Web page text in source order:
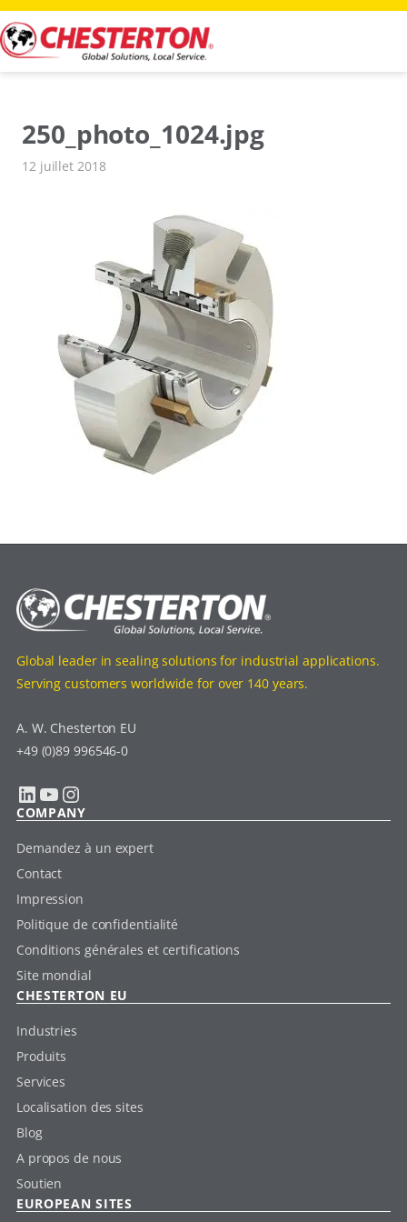
Aller
au
contenu
250_photo_1024.jpg
12 juillet 2018
Global leader in sealing solutions for industrial applications.
Serving customers worldwide for over 140 years.
A. W. Chesterton EU
+49 (0)89 996546-0
LinkedIn YouTube Instagram
COMPANY
Demandez à un expert
Contact
Impression
Politique de confidentialité
Conditions générales et certifications
Site mondial
CHESTERTON EU
Industries
Produits
Services
Localisation des sites
Blog
A propos de nous
Soutien
EUROPEAN SITES